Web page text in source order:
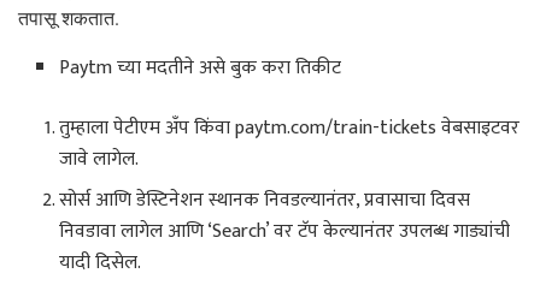
तपासू शकतात.
Paytm च्या मदतीने असे बुक करा तिकीट
तुम्हाला पेटीएम अँप किंवा paytm.com/train-tickets वेबसाइटवर
जावे लागेल.
सोर्स आणि डेस्टिनेशन स्थानक निवडल्यानंतर, प्रवासाचा दिवस
निवडावा लागेल आणि ‘Search’ वर टॅप केल्यानंतर उपलब्ध गाड्यांची
यादी दिसेल.